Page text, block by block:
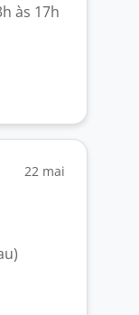
às 17h
22 mai